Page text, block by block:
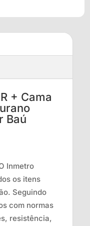
+ Cama
Baú
Inmetro
os itens
Seguindo
com normas
resistência,